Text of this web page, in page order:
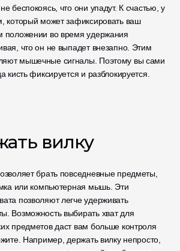
беспокоясь, что они упадут. К счастью, у
который может зафиксировать ваш
положении во время удержания
что он не выпадет внезапно. Этим
мышечные сигналы. Поэтому вы сами
кисть фиксируется и разблокируется.
вилку
брать повседневные предметы,
или компьютерная мышь. Эти
позволяют легче удерживать
Возможность выбирать хват для
предметов даст вам больше контроля
Например, держать вилку непросто,